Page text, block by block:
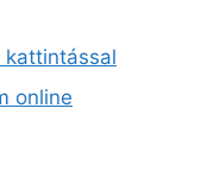
kattintással
online